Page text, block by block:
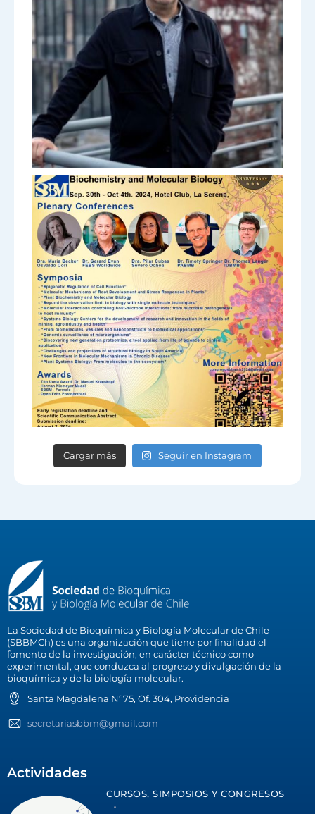
Cargar más Seguir en Instagram
La Sociedad de Bioquímica y Biología Molecular de Chile
(SBBMCh) es una organización que tiene por finalidad el
fomento de la investigación, en carácter técnico como
experimental, que conduzca al progreso y divulgación de la
bioquímica y de la biología molecular.
Santa Magdalena N°75, Of. 304, Providencia
secretariasbbm@gmail.com
Actividades
CURSOS, SIMPOSIOS Y CONGRESOS